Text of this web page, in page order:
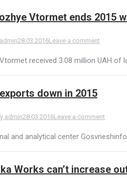
Vtormet ends 2015
admin28.03.2016Leave a comment
received 3.08 million UAH of
down in 2015
admin28.03.2016Leave a comment
and analytical center
Works can’t increase